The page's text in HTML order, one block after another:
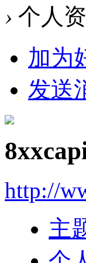
› 个人
加为
发送
http://
主